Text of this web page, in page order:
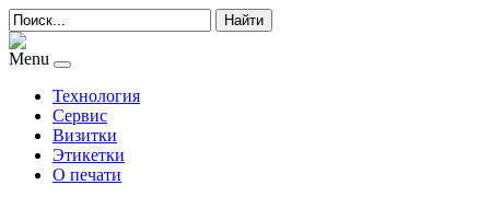
Найти
Menu
Технология
Сервис
Визитки
Этикетки
О печати